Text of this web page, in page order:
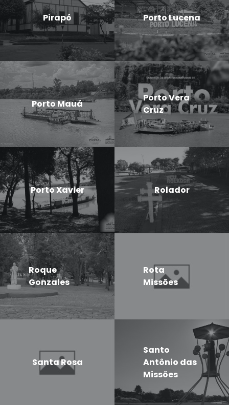
Pirapó Porto Lucena
Porto Mauá
Porto Vera
Cruz
Porto Xavier Rolador
Roque
Gonzales
Rota
Missões
Santa Rosa
Santo
Antônio das
Missões